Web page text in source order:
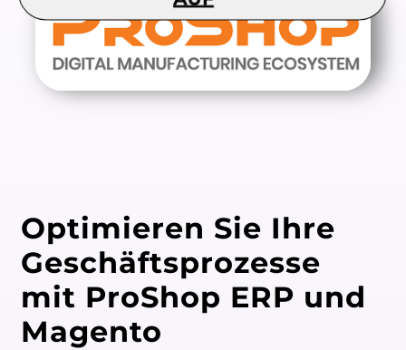
Optimieren Sie Ihre
Geschäftsprozesse
mit ProShop ERP und
Magento